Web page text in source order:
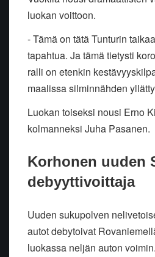
luokan voittoon.
- Tämä on tätä Tunturin
tapahtua. Ja tämä tietysti
ralli on etenkin
maalissa silminnähden
Luokan toiseksi nousi Erno
kolmanneksi Juha Pasanen.
Korhonen uuden
debyyttivoittaja
Uuden sukupolven
autot debytoivat
luokassa neljän auton